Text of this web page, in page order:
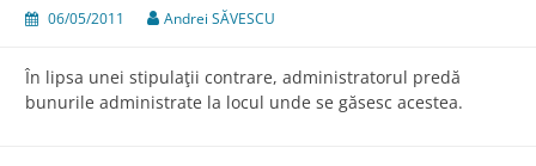
06/05/2011 Andrei SĂVESCU
În lipsa unei stipulaţii contrare, administratorul predă
bunurile administrate la locul unde se găsesc acestea.